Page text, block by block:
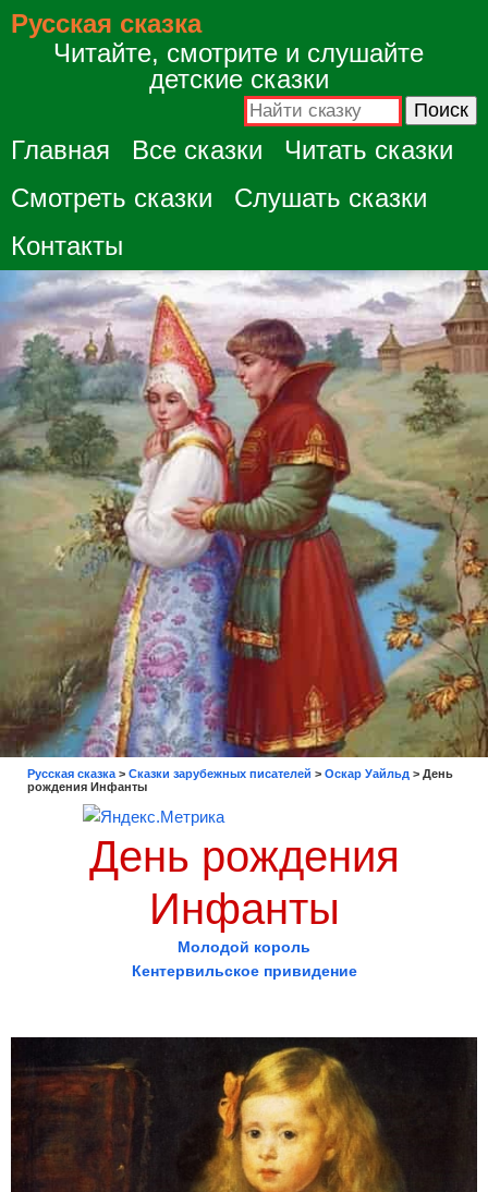
Русская сказка
Читайте, смотрите и слушайте
детские сказки
Главная Все сказки
Читать сказки
Смотреть сказки
Слушать сказки
Контакты
Русская сказка > Сказки зарубежных писателей > Оскар Уайльд > День
рождения Инфанты
День рождения
Инфанты
Молодой король
Кентервильское привидение